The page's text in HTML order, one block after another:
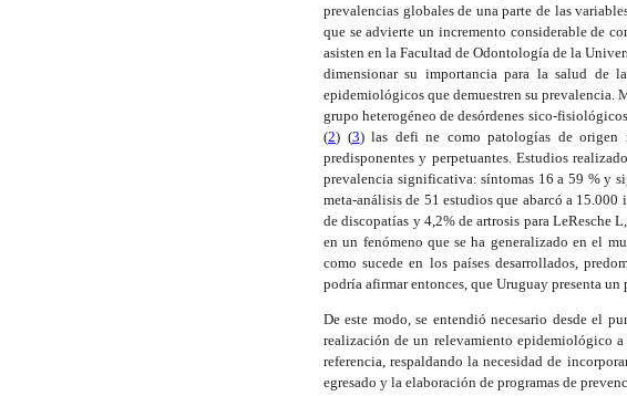
prevalencias globales de una parte de las
que se advierte un incremento considerable de
asisten en la Facultad de Odontología de la
dimensionar su importancia para la salud de
epidemiológicos que demuestren su prevalencia.
grupo heterogéneo de desórdenes sico-
(2) (3) las defi ne como patologías de origen
predisponentes y perpetuantes. Estudios
prevalencia significativa: síntomas 16 a 59 % y
meta-análisis de 51 estudios que abarcó a
de discopatías y 4,2% de artrosis para LeResche
en un fenómeno que se ha generalizado en el
como sucede en los países desarrollados,
podría afirmar entonces, que Uruguay presenta
De este modo, se entendió necesario desde el
realización de un relevamiento epidemiológico
referencia, respaldando la necesidad de
egresado y la elaboración de programas de